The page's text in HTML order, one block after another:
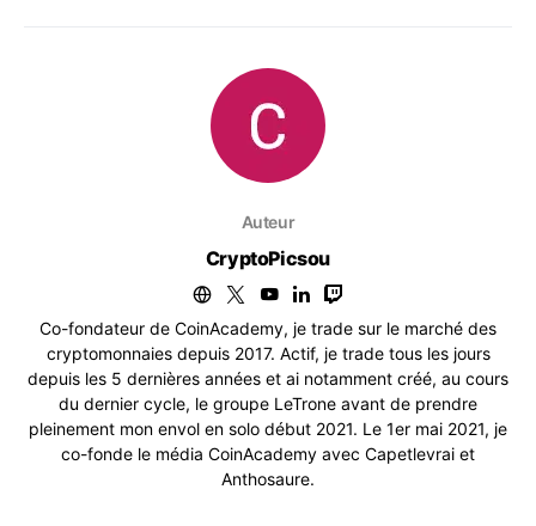
Auteur
CryptoPicsou
Co-fondateur de CoinAcademy, je trade sur le marché des
cryptomonnaies depuis 2017. Actif, je trade tous les jours
depuis les 5 dernières années et ai notamment créé, au cours
du dernier cycle, le groupe LeTrone avant de prendre
pleinement mon envol en solo début 2021. Le 1er mai 2021, je
co-fonde le média CoinAcademy avec Capetlevrai et
Anthosaure.